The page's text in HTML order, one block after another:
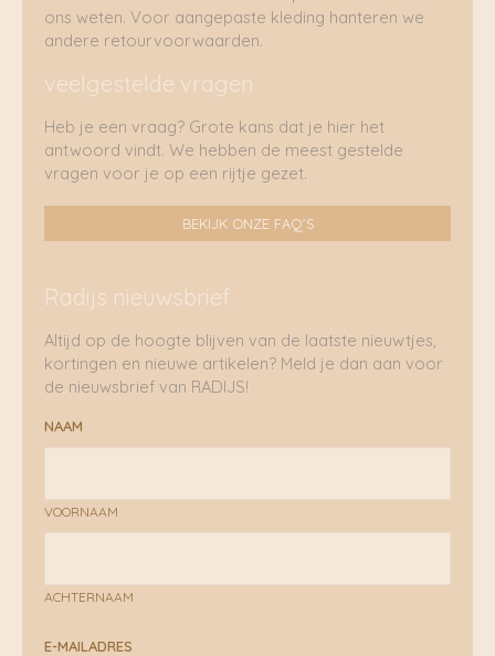
ons weten. Voor aangepaste kleding hanteren we
andere retourvoorwaarden.
veelgestelde vragen
Heb je een vraag? Grote kans dat je hier het
antwoord vindt. We hebben de meest gestelde
vragen voor je op een rijtje gezet.
BEKIJK ONZE FAQ'S
Radijs nieuwsbrief
Altijd op de hoogte blijven van de laatste nieuwtjes,
kortingen en nieuwe artikelen? Meld je dan aan voor
de nieuwsbrief van RADIJS!
NAAM
VOORNAAM
ACHTERNAAM
E-MAILADRES